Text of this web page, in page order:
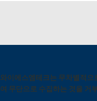
와이에스엠테크는 무차별적
여 무단으로 수집하는 것을 거